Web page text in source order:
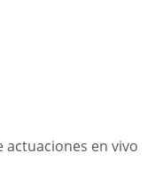
en vivo